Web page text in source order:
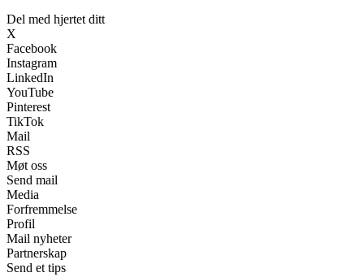
Del med hjertet ditt
X
Facebook
Instagram
LinkedIn
YouTube
Pinterest
TikTok
Mail
RSS
Møt oss
Send mail
Media
Forfremmelse
Profil
Mail nyheter
Partnerskap
Send et tips